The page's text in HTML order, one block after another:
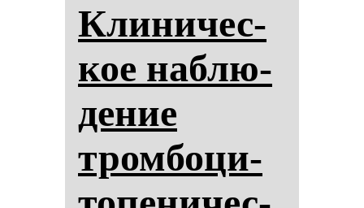
Кли­ни­чес­
кое наб­лю­
де­ние
тром­бо­ци­